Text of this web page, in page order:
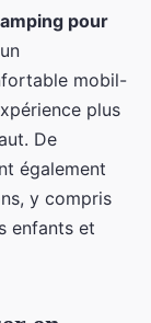
pour
mobil-
plus
De
également
y compris
enfants et